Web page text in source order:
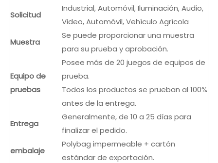
Solicitud
Industrial, Automóvil, Iluminación, Audio,
Video, Automóvil, Vehículo Agrícola
Muestra
Se puede proporcionar una muestra
para su prueba y aprobación.
Equipo de
pruebas
Posee más de 20 juegos de equipos de
prueba.
Todos los productos se prueban al 100%
antes de la entrega.
Entrega
Generalmente, de 10 a 25 días para
finalizar el pedido.
embalaje
Polybag impermeable + cartón
estándar de exportación.